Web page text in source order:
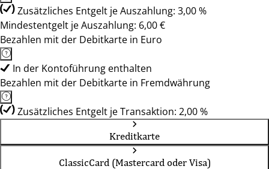
Zusätzliches Entgelt je Auszahlung: 3,00 %
Mindestentgelt je Auszahlung: 6,00 €
Bezahlen mit der Debitkarte in Euro
In der Kontoführung enthalten
Bezahlen mit der Debitkarte in Fremdwährung
Zusätzliches Entgelt je Transaktion: 2,00 %
Kreditkarte
ClassicCard (Mastercard oder Visa)